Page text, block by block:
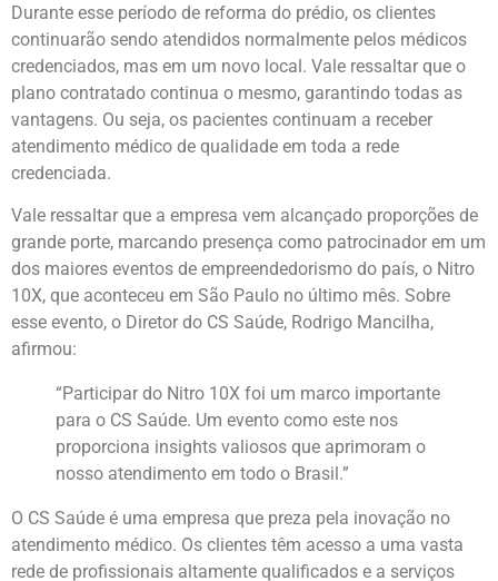
Durante esse período de reforma do prédio, os clientes
continuarão sendo atendidos normalmente pelos médicos
credenciados, mas em um novo local. Vale ressaltar que o
plano contratado continua o mesmo, garantindo todas as
vantagens. Ou seja, os pacientes continuam a receber
atendimento médico de qualidade em toda a rede
credenciada.
Vale ressaltar que a empresa vem alcançado proporções de
grande porte, marcando presença como patrocinador em um
dos maiores eventos de empreendedorismo do país, o Nitro
10X, que aconteceu em São Paulo no último mês. Sobre
esse evento, o Diretor do CS Saúde, Rodrigo Mancilha,
afirmou:
“Participar do Nitro 10X foi um marco importante
para o CS Saúde. Um evento como este nos
proporciona insights valiosos que aprimoram o
nosso atendimento em todo o Brasil.”
O CS Saúde é uma empresa que preza pela inovação no
atendimento médico. Os clientes têm acesso a uma vasta
rede de profissionais altamente qualificados e a serviços